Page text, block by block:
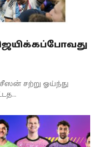
சீஸன் சற்று ஓய்ந்து